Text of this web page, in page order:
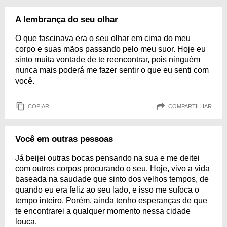
A lembrança do seu olhar
O que fascinava era o seu olhar em cima do meu
corpo e suas mãos passando pelo meu suor. Hoje eu
sinto muita vontade de te reencontrar, pois ninguém
nunca mais poderá me fazer sentir o que eu senti com
você.
COPIAR COMPARTILHAR
Você em outras pessoas
Já beijei outras bocas pensando na sua e me deitei
com outros corpos procurando o seu. Hoje, vivo a vida
baseada na saudade que sinto dos velhos tempos, de
quando eu era feliz ao seu lado, e isso me sufoca o
tempo inteiro. Porém, ainda tenho esperanças de que
te encontrarei a qualquer momento nessa cidade
louca.